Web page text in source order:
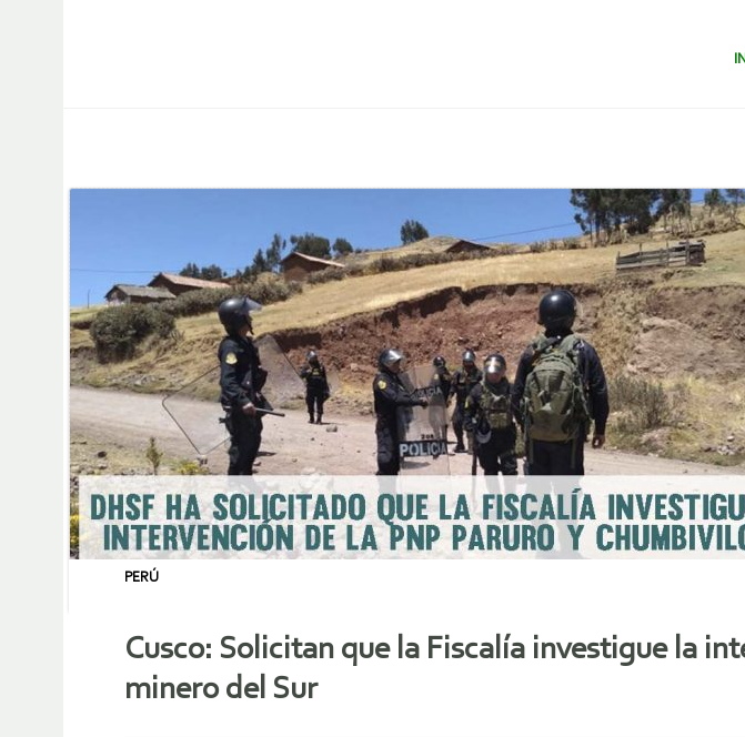
PERÚ
Cusco: Solicitan que la Fiscalía investigue la
minero del Sur